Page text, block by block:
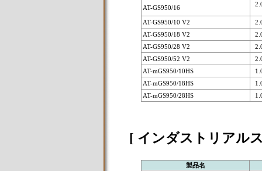
AT-GS950/16
AT-GS950/10 V2
AT-GS950/18 V2
AT-GS950/28 V2
AT-GS950/52 V2
AT-mGS950/10HS
AT-mGS950/18HS
AT-mGS950/28HS
[ インダストリアル
製品名